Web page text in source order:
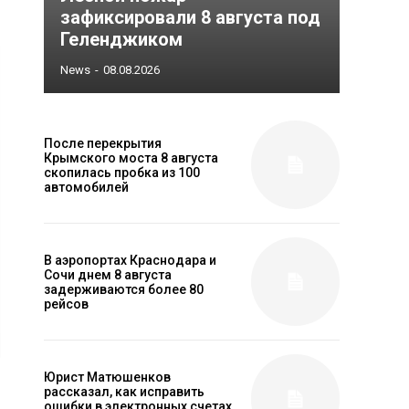
зафиксировали 8 августа под
Геленджиком
News - 08.08.2026
После перекрытия
Крымского моста 8 августа
скопилась пробка из 100
автомобилей
В аэропортах Краснодара и
Сочи днем 8 августа
задерживаются более 80
рейсов
Юрист Матюшенков
рассказал, как исправить